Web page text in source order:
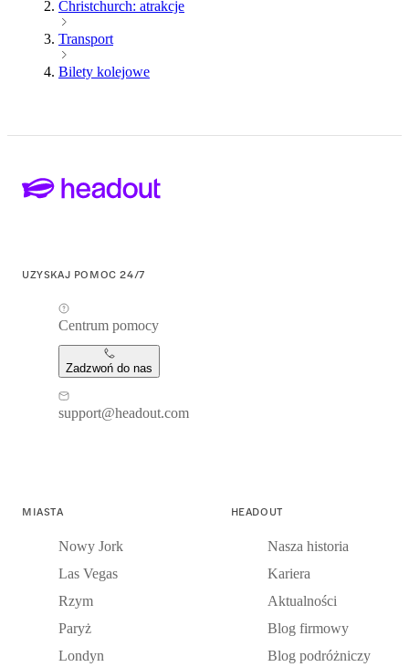
Christchurch: atrakcje
Transport
Bilety kolejowe
UZYSKAJ POMOC 24/7
Centrum pomocy
Zadzwoń do nas
support@headout.com
MIASTA
Nowy Jork
Las Vegas
Rzym
Paryż
Londyn
HEADOUT
Nasza historia
Kariera
Aktualności
Blog firmowy
Blog podróżniczy